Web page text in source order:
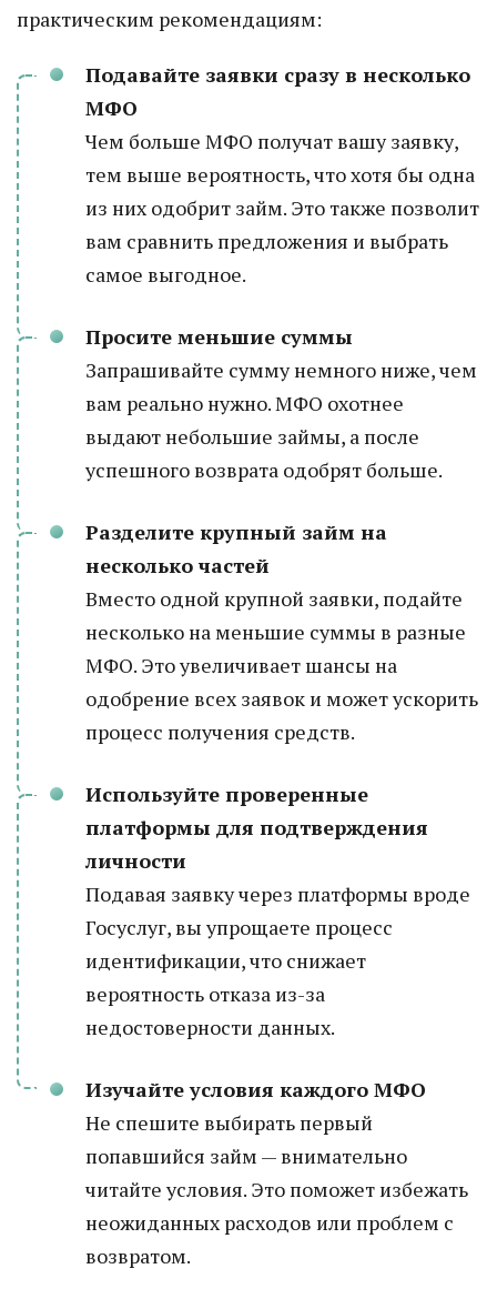
практическим рекомендациям:
Подавайте заявки сразу в несколько
МФО
Чем больше МФО получат вашу заявку,
тем выше вероятность, что хотя бы одна
из них одобрит займ. Это также позволит
вам сравнить предложения и выбрать
самое выгодное.
Просите меньшие суммы
Запрашивайте сумму немного ниже, чем
вам реально нужно. МФО охотнее
выдают небольшие займы, а после
успешного возврата одобрят больше.
Разделите крупный займ на
несколько частей
Вместо одной крупной заявки, подайте
несколько на меньшие суммы в разные
МФО. Это увеличивает шансы на
одобрение всех заявок и может ускорить
процесс получения средств.
Используйте проверенные
платформы для подтверждения
личности
Подавая заявку через платформы вроде
Госуслуг, вы упрощаете процесс
идентификации, что снижает
вероятность отказа из-за
недостоверности данных.
Изучайте условия каждого МФО
Не спешите выбирать первый
попавшийся займ — внимательно
читайте условия. Это поможет избежать
неожиданных расходов или проблем с
возвратом.